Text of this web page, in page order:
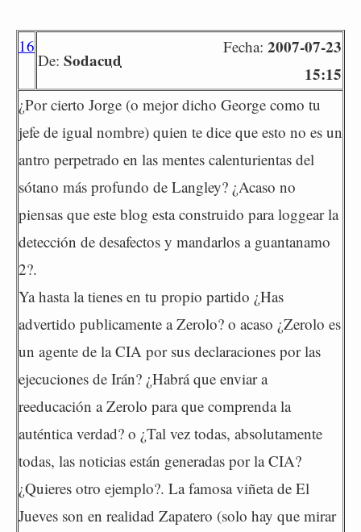
16
De: Sodacud
Fecha: 2007-07-23
15:15
¿Por cierto Jorge (o mejor dicho George como tu
jefe de igual nombre) quien te dice que esto no es un
antro perpetrado en las mentes calenturientas del
sótano más profundo de Langley? ¿Acaso no
piensas que este blog esta construido para loggear la
detección de desafectos y mandarlos a guantanamo
2?.
Ya hasta la tienes en tu propio partido ¿Has
advertido publicamente a Zerolo? o acaso ¿Zerolo es
un agente de la CIA por sus declaraciones por las
ejecuciones de Irán? ¿Habrá que enviar a
reeducación a Zerolo para que comprenda la
auténtica verdad? o ¿Tal vez todas, absolutamente
todas, las noticias están generadas por la CIA?
¿Quieres otro ejemplo?. La famosa viñeta de El
Jueves son en realidad Zapatero (solo hay que mirar